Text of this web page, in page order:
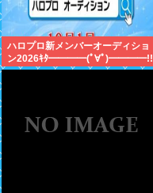
ハロプロ新メンバーオーディショ
ン2026ｷﾀ━━━━(ﾟ∀ﾟ)━━━━!!